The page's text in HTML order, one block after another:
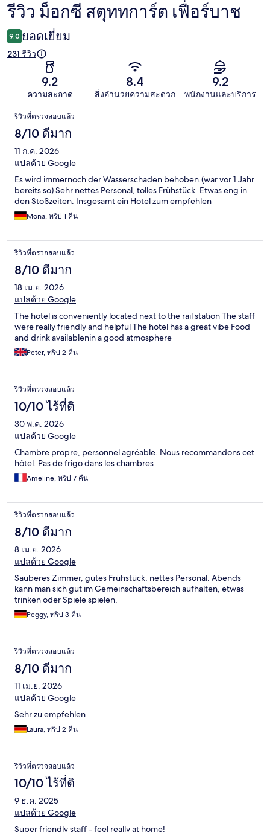
รีวิว
รีวิว ม็อกซี สตุททการ์ต เฟื่อร์บาช
9.0 ยอดเยี่ยม
231 รีวิว
9.2
ความสะอาด
8.4
สิ่งอำนวยความสะดวก
9.2
พนักงานและบริการ
รีวิว
รีวิวที่ตรวจสอบแล้ว
8/10 ดีมาก
11 ก.ค. 2026
แปลด้วย Google
Es wird immernoch der Wasserschaden behoben.(war vor 1 Jahr
bereits so) Sehr nettes Personal, tolles Frühstück. Etwas eng in
den Stoßzeiten. Insgesamt ein Hotel zum empfehlen
Mona, ทริป 1 คืน
รีวิวที่ตรวจสอบแล้ว
8/10 ดีมาก
18 เม.ย. 2026
แปลด้วย Google
The hotel is conveniently located next to the rail station The staff
were really friendly and helpful The hotel has a great vibe Food
and drink availablenin a good atmosphere
Peter, ทริป 2 คืน
รีวิวที่ตรวจสอบแล้ว
10/10 ไร้ที่ติ
30 พ.ค. 2026
แปลด้วย Google
Chambre propre, personnel agréable. Nous recommandons cet
hôtel. Pas de frigo dans les chambres
Ameline, ทริป 7 คืน
รีวิวที่ตรวจสอบแล้ว
8/10 ดีมาก
8 เม.ย. 2026
แปลด้วย Google
Sauberes Zimmer, gutes Frühstück, nettes Personal. Abends
kann man sich gut im Gemeinschaftsbereich aufhalten, etwas
trinken oder Spiele spielen.
Peggy, ทริป 3 คืน
รีวิวที่ตรวจสอบแล้ว
8/10 ดีมาก
11 เม.ย. 2026
แปลด้วย Google
Sehr zu empfehlen
Laura, ทริป 2 คืน
รีวิวที่ตรวจสอบแล้ว
10/10 ไร้ที่ติ
9 ธ.ค. 2025
แปลด้วย Google
Super friendly staff - feel really at home!